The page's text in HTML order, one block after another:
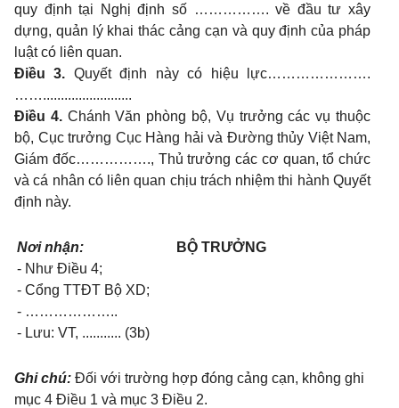
quy định tại Nghị định số ……………. về đầu tư xây
dựng, quản lý khai thác cảng cạn và quy định của pháp
luật có liên quan.
Điều 3. Quyết định này có hiệu lực………………….
…….........................
Điều 4. Chánh Văn phòng bộ, Vụ trưởng các vụ thuộc
bộ, Cục trưởng Cục Hàng hải và Đường thủy Việt Nam,
Giám đốc……………., Thủ trưởng các cơ quan, tổ chức
và cá nhân có liên quan chịu trách nhiệm thi hành Quyết
định này.
Nơi nhận:
- Như Điều 4;
- Cổng TTĐT Bộ XD;
- ………………..
- Lưu: VT, ........... (3b)
BỘ TRƯỞNG
Ghi chú: Đối với trường hợp đóng cảng cạn, không ghi
mục 4 Điều 1 và mục 3 Điều 2.